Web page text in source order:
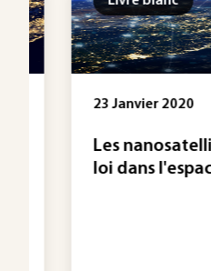
23 Janvier 2020
Les
loi dans l'espace ...